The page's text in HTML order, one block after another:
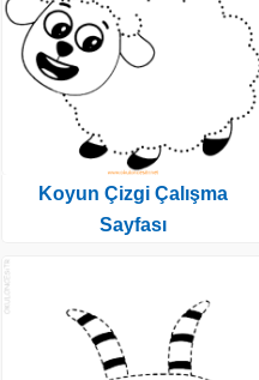
Koyun Çizgi Çalışma
Sayfası